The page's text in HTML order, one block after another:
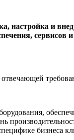
настройка и
сервисов и
бизнеса